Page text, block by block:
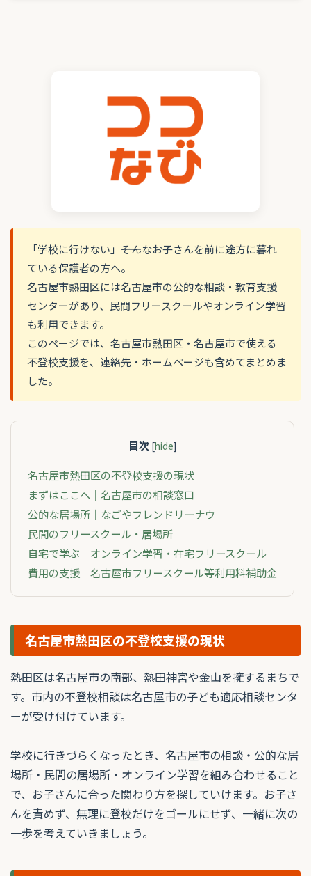
「学校に行けない」――そんなお子さんを前に途方に暮れ
ている保護者の方へ。
名古屋市熱田区には名古屋市の公的な相談・教育支援
センターがあり、民間フリースクールやオンライン学習
も利用できます。
このページでは、名古屋市熱田区・名古屋市で使える
不登校支援を、連絡先・ホームページも含めてまとめま
した。
目次 [hide]
名古屋市熱田区の不登校支援の現状
まずはここへ｜名古屋市の相談窓口
公的な居場所｜なごやフレンドリーナウ
民間のフリースクール・居場所
自宅で学ぶ｜オンライン学習・在宅フリースクール
費用の支援｜名古屋市フリースクール等利用料補助金
名古屋市熱田区の不登校支援の現状
熱田区は名古屋市の南部、熱田神宮や金山を擁するまちで
す。市内の不登校相談は名古屋市の子ども適応相談センタ
ーが受け付けています。
学校に行きづらくなったとき、名古屋市の相談・公的な居
場所・民間の居場所・オンライン学習を組み合わせること
で、お子さんに合った関わり方を探していけます。お子さ
んを責めず、無理に登校だけをゴールにせず、一緒に次の
一歩を考えていきましょう。